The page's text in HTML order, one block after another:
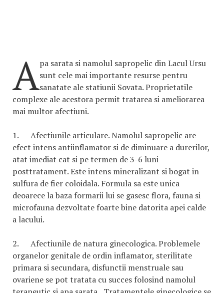
Apa sarata si namolul sapropelic din Lacul Ursu
sunt cele mai importante resurse pentru
sanatate ale statiunii Sovata. Proprietatile
complexe ale acestora permit tratarea si ameliorarea
mai multor afectiuni.
1. Afectiunile articulare. Namolul sapropelic are
efect intens antiinflamator si de diminuare a durerilor,
atat imediat cat si pe termen de 3-6 luni
posttratament. Este intens mineralizant si bogat in
sulfura de fier coloidala. Formula sa este unica
deoarece la baza formarii lui se gasesc flora, fauna si
microfauna dezvoltate foarte bine datorita apei calde
a lacului.
2. Afectiunile de natura ginecologica. Problemele
organelor genitale de ordin inflamator, sterilitate
primara si secundara, disfunctii menstruale sau
ovariene se pot tratata cu succes folosind namolul